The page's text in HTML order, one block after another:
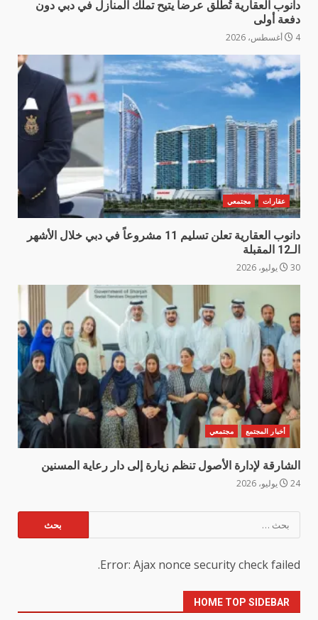
دانوب العقارية تُطلق عرضاً يتيح تملّك المنازل في دبي دون
دفعة أولى
4 أغسطس، 2026
عقارات مجتمعي
دانوب العقارية تعلن تسليم 11 مشروعاً في دبي خلال الأشهر
الـ12 المقبلة
30 يوليو، 2026
أخبار المجتمع مجتمعي
الشارقة لإدارة الأصول تنظم زيارة إلى دار رعاية المسنين
24 يوليو، 2026
عن:
Error: Ajax nonce security check failed.
HOME TOP SIDEBAR